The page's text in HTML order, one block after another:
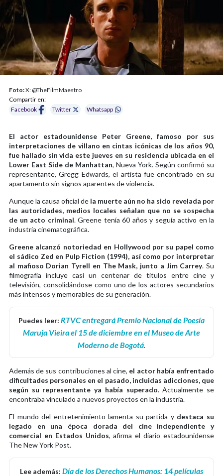
Foto:X: @TheFilmMaestro
Compartir en:
Facebook
Twitter Whatsapp
El actor estadounidense Peter Greene, famoso por sus
interpretaciones de villano en cintas icónicas de los años 90,
fue hallado sin vida este jueves en su residencia ubicada en el
Lower East Side de Manhattan, Nueva York. Según confirmó su
representante, Gregg Edwards, el artista fue encontrado en su
apartamento sin signos aparentes de violencia.
Aunque la causa oficial de la muerte aún no ha sido revelada por
las autoridades, medios locales señalan que no se sospecha
de un acto criminal. Greene tenía 60 años y seguía activo en la
industria cinematográfica.
Greene alcanzó notoriedad en Hollywood por su papel como
el sádico Zed en Pulp Fiction (1994), así como por interpretar
al mafioso Dorian Tyrell en The Mask, junto a Jim Carrey. Su
filmografía incluye casi un centenar de títulos entre cine y
televisión, consolidándose como uno de los actores secundarios
más intensos y memorables de su generación.
Puedes leer: RTVC entregará Premio Nacional de Poesía
Maruja Vieira el 15 de diciembre en el Museo de Arte
Moderno de Bogotá.
Además de sus contribuciones al cine, el actor había enfrentado
dificultades personales en el pasado, incluidas adicciones, que
según su representante ya había superado. Actualmente se
encontraba vinculado a nuevos proyectos en la industria.
El mundo del entretenimiento lamenta su partida y destaca su
legado en una época dorada del cine independiente y
comercial en Estados Unidos, afirma el diario estadounidense
The New York Post.
Lee además: Día de los Derechos Humanos: 14 películas